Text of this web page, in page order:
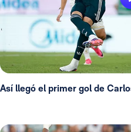
Así llegó el primer gol de